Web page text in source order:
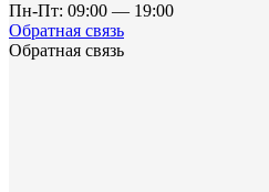
Пн-Пт: 09:00 — 19:00
Обратная связь
Обратная связь